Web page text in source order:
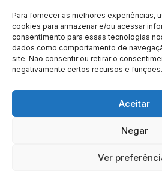
Para fornecer as melhores experiências,
cookies para armazenar e/ou acessar
consentimento para essas tecnologias
dados como comportamento de
site. Não consentir ou retirar o
negativamente certos recursos e funções.
Aceitar
Negar
Ver
SOBRE BRASIL